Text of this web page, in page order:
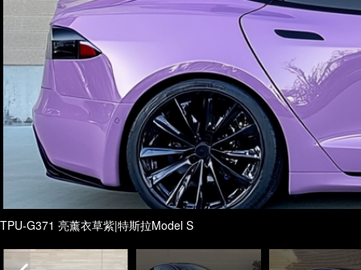
TPU-G371 亮薰衣草紫|特斯拉Model S